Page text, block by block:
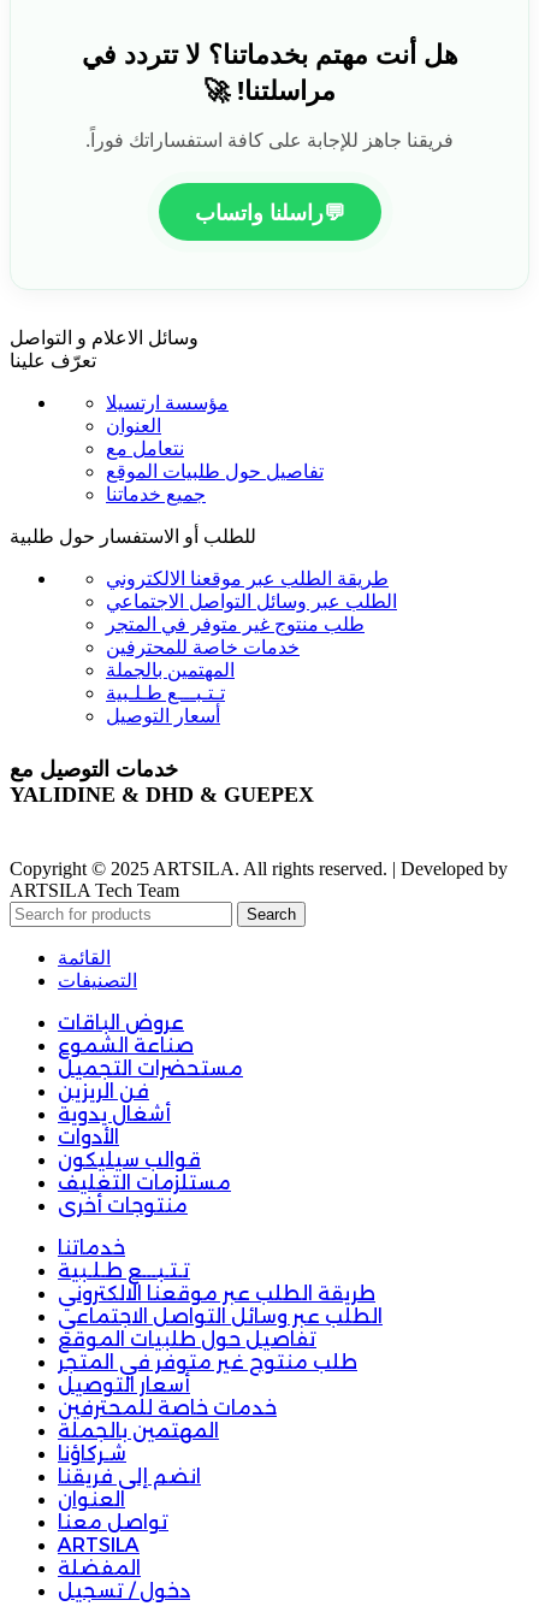
هل أنت مهتم بخدماتنا؟ لا تتردد في
مراسلتنا! 🚀
فريقنا جاهز للإجابة على كافة استفساراتك فوراً.
💬راسلنا واتساب
وسائل الاعلام و التواصل
تعرّف علينا
مؤسسة ارتسيلا
العنوان
نتعامل مع
تفاصيل حول طلبيات الموقع
جميع خدماتنا
للطلب أو الاستفسار حول طلبية
طريقة الطلب عبر موقعنا الالكتروني
الطلب عبر وسائل التواصل الاجتماعي
طلب منتوج غير متوفر في المتجر
خدمات خاصة للمحترفين
المهتمين بالجملة
تـتـبـــع طـلـبية
أسعار التوصيل
خدمات التوصيل مع
YALIDINE & DHD & GUEPEX
Copyright © 2025 ARTSILA. All rights reserved. | Developed by
ARTSILA Tech Team
Search
القائمة
التصنيفات
عروض الباقات
صناعة الشموع
مستحضرات التجميل
فن الريزين
أشغال يدوية
الأدوات
قوالب سيليكون
مستلزمات التغليف
منتوجات أخرى
خدماتنا
تـتـبـــع طـلـبية
طريقة الطلب عبر موقعنا الالكتروني
الطلب عبر وسائل التواصل الاجتماعي
تفاصيل حول طلبيات الموقع
طلب منتوج غير متوفر في المتجر
أسعار التوصيل
خدمات خاصة للمحترفين
المهتمين بالجملة
شـركاؤنا
انضم إلى فريقنا
العنوان
تواصل معنا
ARTSILA
المفضلة
دخول / تسجيل